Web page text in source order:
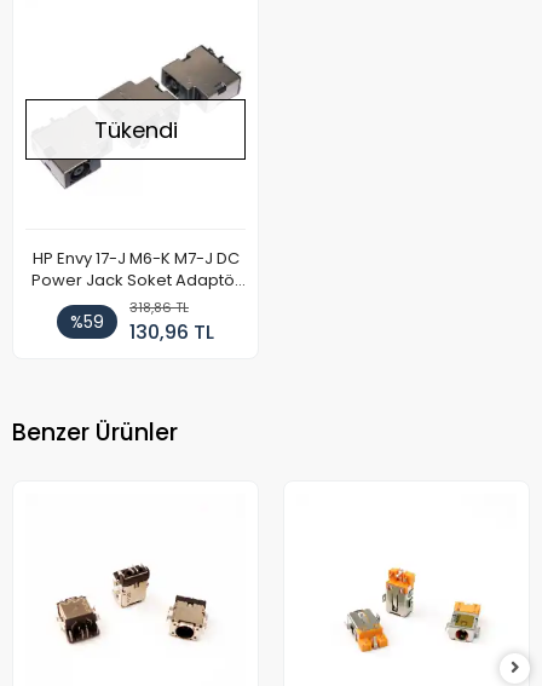
Tükendi
HP Envy 17-J M6-K M7-J DC
Power Jack Soket Adaptör
Girişi
%59
318,86 TL
130,96 TL
Benzer Ürünler